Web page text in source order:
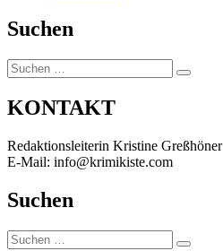
Suchen
Suchen
nach:
Suchen
KONTAKT
Redaktionsleiterin Kristine Greßhöner
E-Mail: info@krimikiste.com
Suchen
Suchen